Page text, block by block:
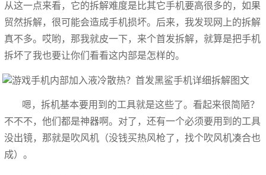
从这一点来看，它的拆解难度是比其它手机要高很多的，如果
贸然拆解，很可能会造成手机损坏。后来，我发现网上的拆解
真不多。哎哟，那我就皮一下，来个首发拆解，就算是把手机
拆坏了我也要让你们看看这内部是怎样的。
嗯，拆机基本要用到的工具就是这些了。看起来很简陋？
不不不，他们都是神器啊。对了，还有一个必须要用到的工具
没出镜，那就是吹风机（没钱买热风枪了，找个吹风机凑合也
成）。